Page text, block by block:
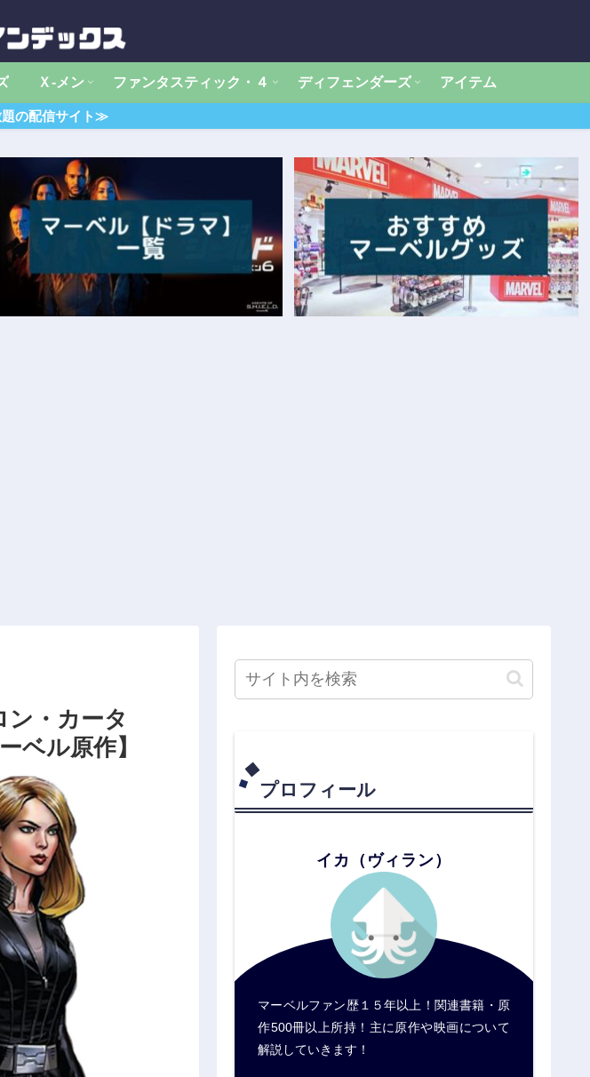
Ｘ‐メン ファンタスティック・４ ディフェンダーズ アイテム
の配信サイト≫
ン・カータ
ベル原作】
プロフィール
イカ（ヴィラン）
マーベルファン歴１５年以上！関連書籍・原
作500冊以上所持！主に原作や映画について
解説していきます！